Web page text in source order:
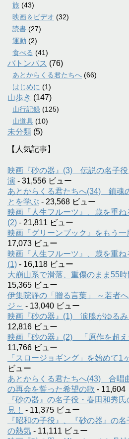
旅 (43)
映画＆ビデオ (32)
読書 (27)
運動 (2)
食べる (41)
バトンパス (76)
あとからくる君たちへ (66)
はじめに (1)
山歩き (147)
山行記録 (125)
山道具 (10)
未分類 (5)
【人気記事】
映画『砂の器』(3) 伝説の名子
演 - 31,556 ビュー
あとからくる君たちへ(34) 鎮魂
とを学ぶ - 23,568 ビュー
映画『人生フルーツ』、歳を重
(2) - 21,811 ビュー
映画『グリーンブック』をもう
17,073 ビュー
映画『人生フルーツ』、歳を重
(1) - 16,118 ビュー
大崩山系で滑落、重傷のまま55
15,365 ビュー
伊集院静の「贈る言葉」 ～若者
ジ～ - 13,040 ビュー
映画『砂の器』(1) 涙腺がゆるみ
12,816 ビュー
映画『砂の器』(2) 「原作を超え
11,766 ビュー
「スロージョギング」を始めて1
ビュー
あとからくる君たちへ(43) 合唱
の再会を誓った希望の歌 - 11,604
『砂の器』の名子役・春田和秀
見！
- 11,375 ビュー
『昭和の子役』、『砂の器』の
の熱気 - 11,111 ビュー